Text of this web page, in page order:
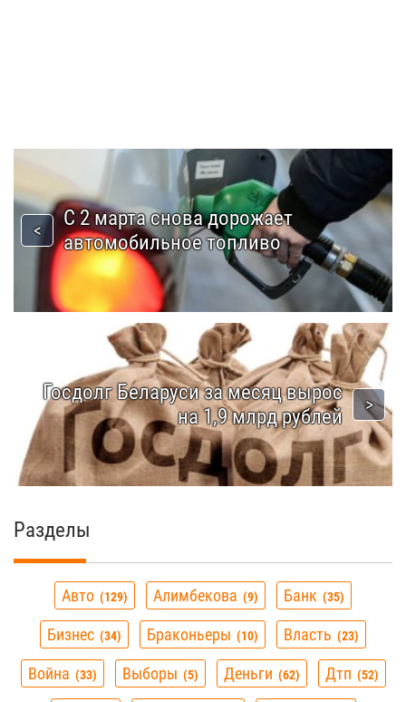
С 2 марта снова дорожает
автомобильное топливо
Госдолг Беларуси за месяц вырос
на 1,9 млрд рублей
Разделы
Авто 129 Алимбекова 9 Банк 35
Бизнес 34 Браконьеры 10 Власть 23
Война 33 Выборы 5 Деньги 62 Дтп 52